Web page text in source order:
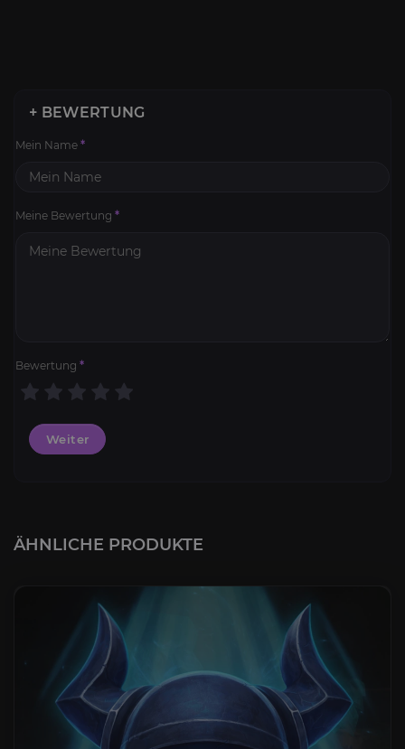
+ BEWERTUNG
Mein Name *
Meine Bewertung *
Bewertung *
Weiter
ÄHNLICHE PRODUKTE